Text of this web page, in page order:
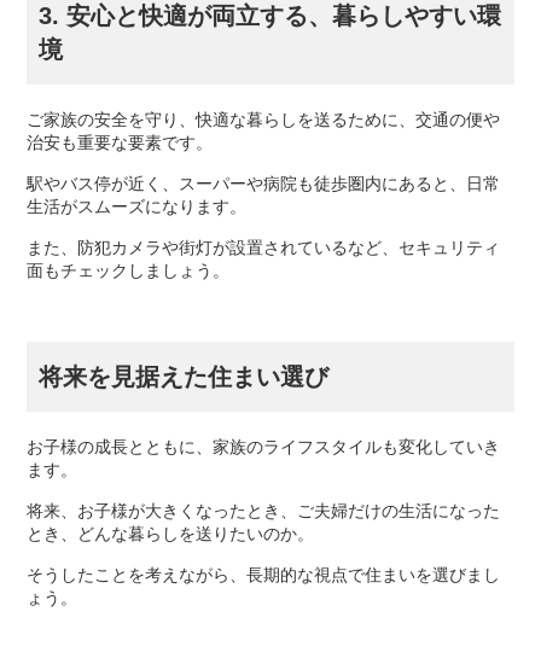
3. 安心と快適が両立する、暮らしやすい環
境
ご家族の安全を守り、快適な暮らしを送るために、交通の便や
治安も重要な要素です。
駅やバス停が近く、スーパーや病院も徒歩圏内にあると、日常
生活がスムーズになります。
また、防犯カメラや街灯が設置されているなど、セキュリティ
面もチェックしましょう。
将来を見据えた住まい選び
お子様の成長とともに、家族のライフスタイルも変化していき
ます。
将来、お子様が大きくなったとき、ご夫婦だけの生活になった
とき、どんな暮らしを送りたいのか。
そうしたことを考えながら、長期的な視点で住まいを選びまし
ょう。